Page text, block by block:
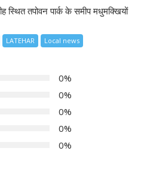
स्थित तपोवन पार्क के समीप मधुमक्खियों
LATEHAR Local news
0%
0%
0%
0%
0%